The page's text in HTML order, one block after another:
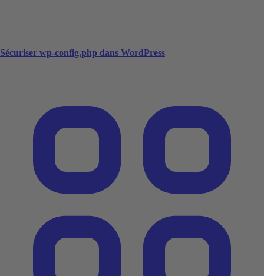
Sécuriser wp-config.php dans WordPress